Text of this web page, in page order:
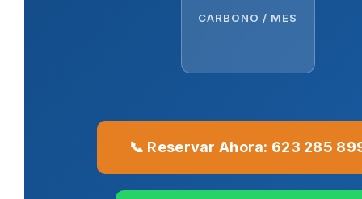
CARBONO / MES
📞 Reservar Ahora: 623 285